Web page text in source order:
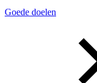
Goede doelen